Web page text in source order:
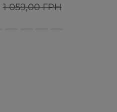
1 059,00 ГРН